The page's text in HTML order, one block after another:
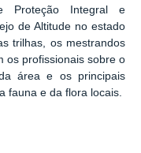
Proteção Integral e
de Altitude no estado
trilhas, os mestrandos
os profissionais sobre o
área e os principais
fauna e da flora locais.